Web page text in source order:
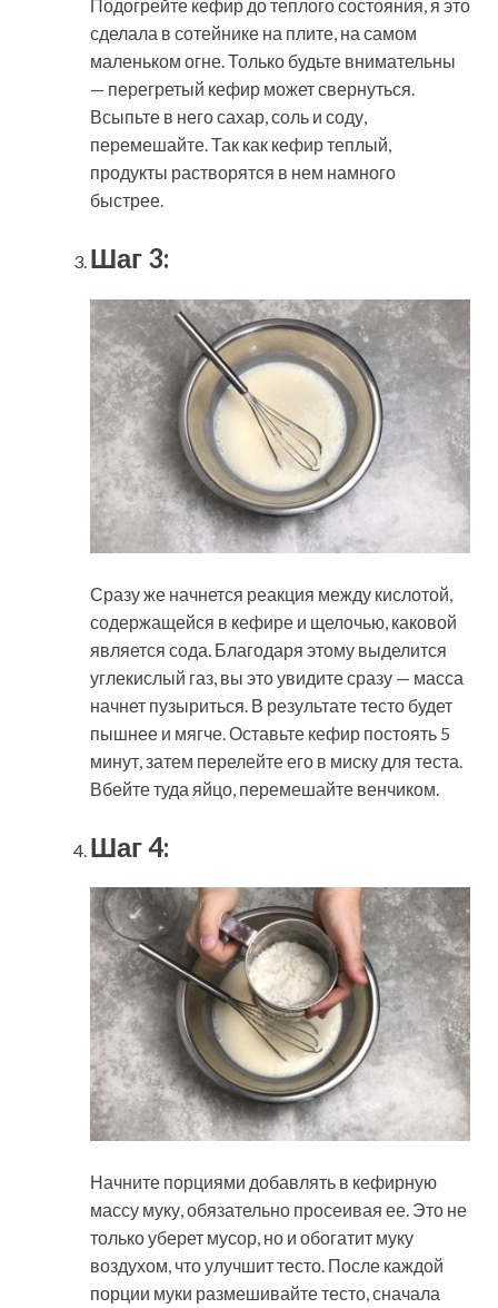
Подогрейте кефир до теплого состояния, я это
сделала в сотейнике на плите, на самом
маленьком огне. Только будьте внимательны
— перегретый кефир может свернуться.
Всыпьте в него сахар, соль и соду,
перемешайте. Так как кефир теплый,
продукты растворятся в нем намного
быстрее.
Шаг 3:
Сразу же начнется реакция между кислотой,
содержащейся в кефире и щелочью, каковой
является сода. Благодаря этому выделится
углекислый газ, вы это увидите сразу — масса
начнет пузыриться. В результате тесто будет
пышнее и мягче. Оставьте кефир постоять 5
минут, затем перелейте его в миску для теста.
Вбейте туда яйцо, перемешайте венчиком.
Шаг 4:
Начните порциями добавлять в кефирную
массу муку, обязательно просеивая ее. Это не
только уберет мусор, но и обогатит муку
воздухом, что улучшит тесто. После каждой
порции муки размешивайте тесто, сначала